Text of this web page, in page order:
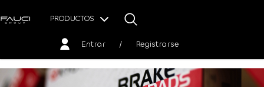
PRODUCTOS
Entrar / Registrarse